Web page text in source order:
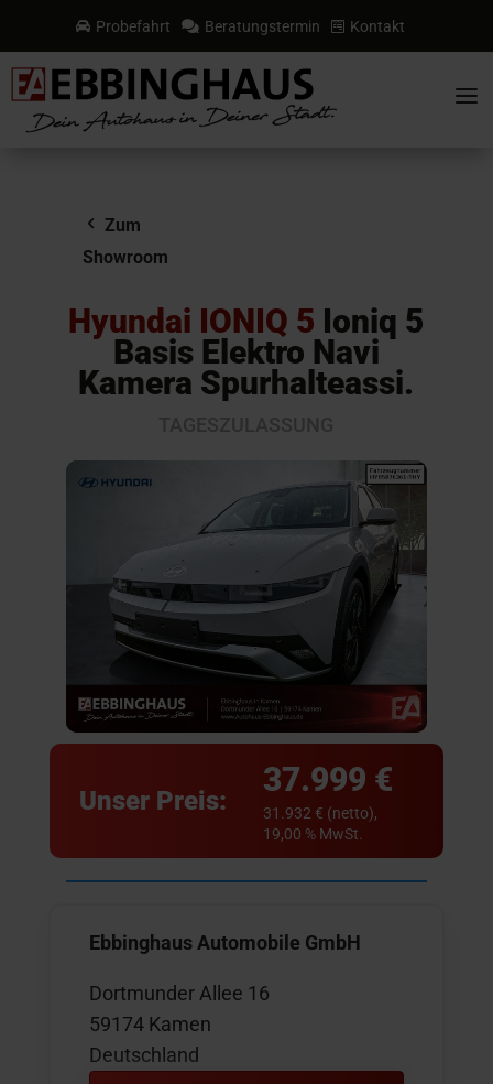
 Probefahrt  Beratungstermin  Kontakt
a
Zum
Showroom
Hyundai IONIQ 5 Ioniq 5
Basis Elektro Navi
Kamera Spurhalteassi.
Unser Preis:
37.999 €
31.932 € (netto),
19,00 % MwSt.
Ebbinghaus Automobile GmbH
Dortmunder Allee 16
59174 Kamen
Deutschland